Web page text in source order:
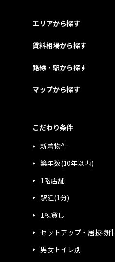
エリアから探す
賃料相場から探す
路線・駅から探す
マップから探す
こだわり条件
新着物件
築年数(10年以内)
1階店舗
駅近(1分)
1棟貸し
セットアップ・居抜物件
男女トイレ別